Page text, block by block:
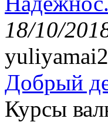
18/10/
Добрый
Курсы